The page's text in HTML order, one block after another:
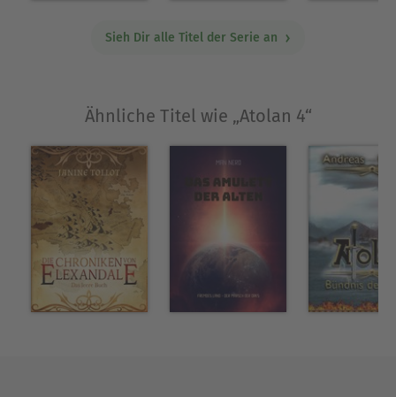
im Reich der Schatten.Der Krieg von Gut und Böse
Entscheidungen machen den neuen vierten Teil
Anfang bis zum Ende und darüber hinaus. Wer
weiß?
Über Andreas Klabunde
Andreas Klabunde, geboren 1968 in Stade.
Mit 18 zog er nach Heidelberg und lebt seitdem in
der Rhein-Neckar-Region.
Sieh Dir alle Titel der Serie an
Ähnliche Titel wie „Atolan 4“